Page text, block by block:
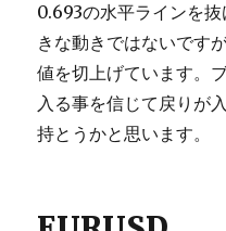
0.693の水平ラインを
きな動きではないです
値を切上げています。
入る事を信じて戻りが
持とうかと思います。